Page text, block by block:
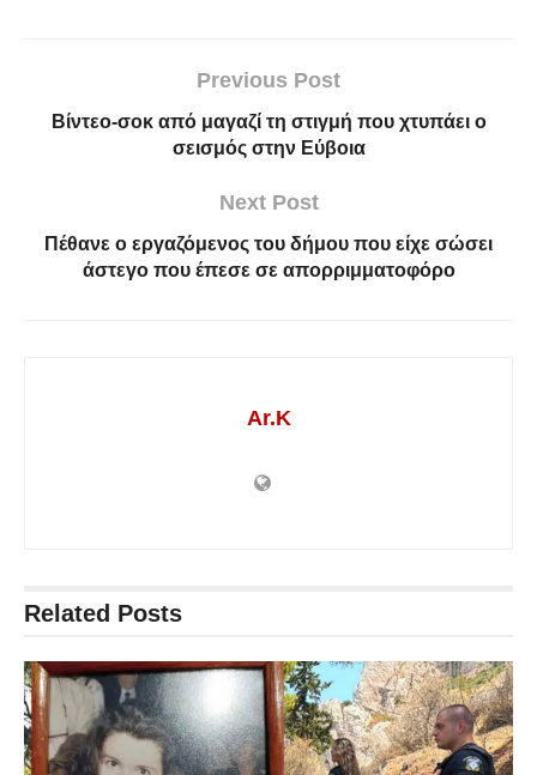
Previous Post
Βίντεο-σοκ από μαγαζί τη στιγμή που χτυπάει ο
σεισμός στην Εύβοια
Next Post
Πέθανε ο εργαζόμενος του δήμου που είχε σώσει
άστεγο που έπεσε σε απορριμματοφόρο
Ar.K
Related Posts